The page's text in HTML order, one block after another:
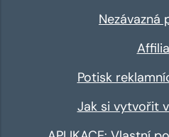
Nezávazná
Potisk
Jak si vytvořit